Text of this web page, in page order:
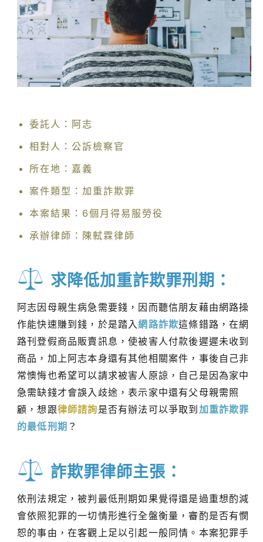
委託人：阿志
相對人：公訴檢察官
所在地：嘉義
案件類型：加重詐欺罪
本案結果：6個月得易服勞役
承辦律師：陳軾霖律師
求降低加重詐欺罪刑期：
阿志因母親生病急需要錢，因而聽信朋友藉由網路操
作能快速賺到錢，於是踏入網路詐欺這條錯路，在網
路刊登假商品販賣訊息，使被害人付款後遲遲未收到
商品，加上阿志本身還有其他相關案件，事後自己非
常懊悔也希望可以請求被害人原諒，自己是因為家中
急需缺錢才會誤入歧途，表示家中還有父母親需照
顧，想跟律師諮詢是否有辦法可以爭取到 加重詐欺罪
的最低刑期 ？
詐欺罪律師主張：
依刑法規定，被判最低刑期如果覺得還是過重想酌減
會依照犯罪的一切情形進行全盤衡量，審酌是否有憫
恕的事由，在客觀上足以引起一般同情。本案犯罪手